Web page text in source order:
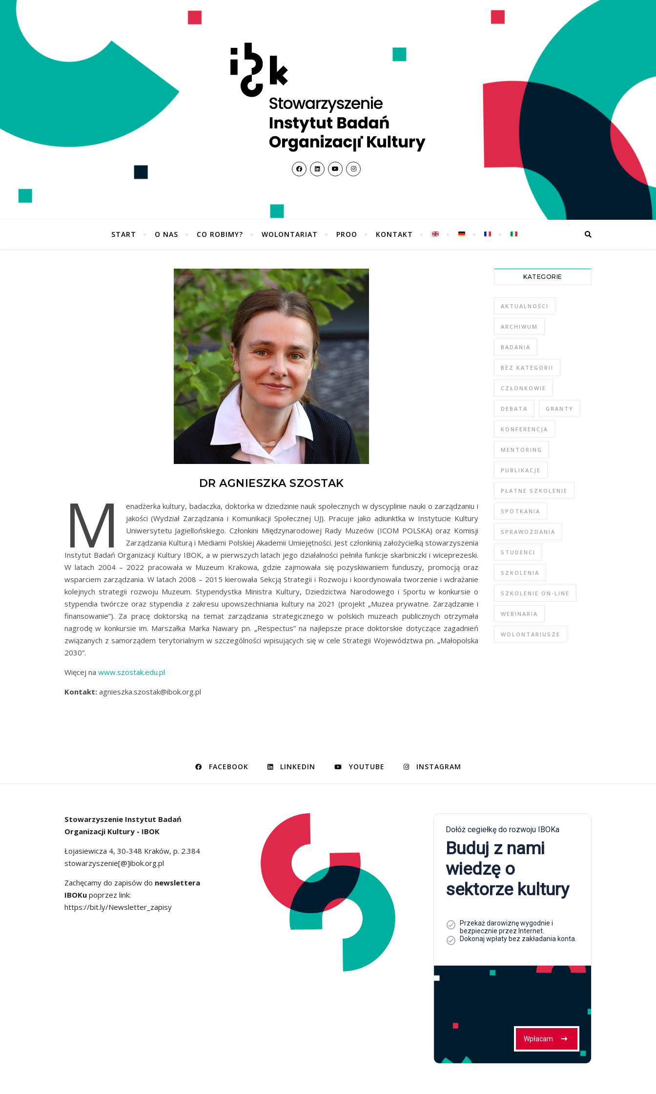
START O NAS CO ROBIMY? WOLONTARIAT PROO KONTAKT
DR AGNIESZKA SZOSTAK
M
enadżerka kultury, badaczka, doktorka w dziedzinie nauk społecznych w dyscyplinie nauki o zarządzaniu i
jakości (Wydział Zarządzania i Komunikacji Społecznej UJ). Pracuje jako adiunktka w Instytucie Kultury
Uniwersytetu Jagiellońskiego. Członkini Międzynarodowej Rady Muzeów (ICOM POLSKA) oraz Komisji
Zarządzania Kulturą i Mediami Polskiej Akademii Umiejętności. Jest członkinią założycielką stowarzyszenia
Instytut Badań Organizacji Kultury IBOK, a w pierwszych latach jego działalności pełniła funkcje skarbniczki i wiceprezeski.
W latach 2004 – 2022 pracowała w Muzeum Krakowa, gdzie zajmowała się pozyskiwaniem funduszy, promocją oraz
wsparciem zarządzania. W latach 2008 – 2015 kierowała Sekcją Strategii i Rozwoju i koordynowała tworzenie i wdrażanie
kolejnych strategii rozwoju Muzeum. Stypendystka Ministra Kultury, Dziedzictwa Narodowego i Sportu w konkursie o
stypendia twórcze oraz stypendia z zakresu upowszechniania kultury na 2021 (projekt „Muzea prywatne. Zarządzanie i
finansowanie”). Za pracę doktorską na temat zarządzania strategicznego w polskich muzeach publicznych otrzymała
nagrodę w konkursie im. Marszałka Marka Nawary pn. „Respectus” na najlepsze prace doktorskie dotyczące zagadnień
związanych z samorządem terytorialnym w szczególności wpisujących się w cele Strategii Województwa pn. „Małopolska
2030”.
Więcej na www.szostak.edu.pl
Kontakt: agnieszka.szostak@ibok.org.pl
KATEGORIE
AKTUALNOŚCI
ARCHIWUM
BADANIA
BEZ KATEGORII
CZŁONKOWIE
DEBATA GRANTY
KONFERENCJA
MENTORING
PUBLIKACJE
PŁATNE SZKOLENIE
SPOTKANIA
SPRAWOZDANIA
STUDENCI
SZKOLENIA
SZKOLENIE ON-LINE
WEBINARIA
WOLONTARIUSZE
FACEBOOK LINKEDIN YOUTUBE INSTAGRAM
Stowarzyszenie Instytut Badań
Organizacji Kultury - IBOK
Łojasiewicza 4, 30-348 Kraków, p. 2.384
stowarzyszenie[@]ibok.org.pl
Zachęcamy do zapisów do newslettera
IBOKu poprzez link:
https://bit.ly/Newsletter_zapisy